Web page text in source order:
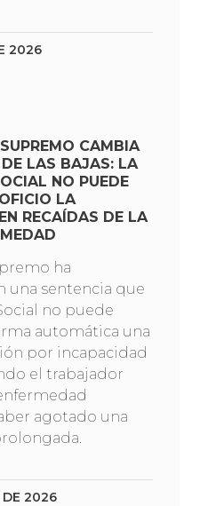
2026
CAMBIA
LAS BAJAS: LA
NO PUEDE
LA
RECAÍDAS DE LA
ha
una sentencia que
no puede
automática una
por incapacidad
el trabajador
agotado una
DE 2026